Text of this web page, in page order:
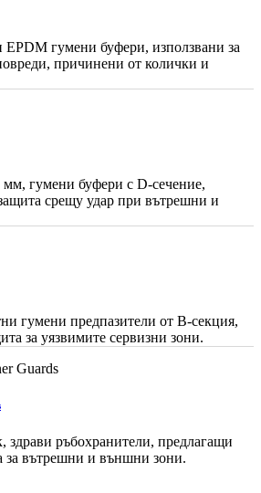
гумени буфери, използвани за
причинени от колички и
гумени буфери с D-сечение,
срещу удар при вътрешни и
гумени предпазители от B-секция,
за уязвимите сервизни зони.
ръбохранители, предлагащи
за вътрешни и външни зони.